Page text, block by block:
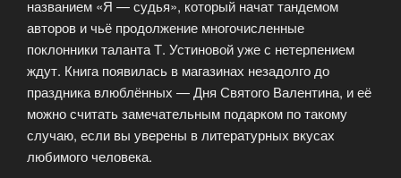
названием «Я — судья», который начат тандемом
авторов и чьё продолжение многочисленные
поклонники таланта Т. Устиновой уже с нетерпением
ждут. Книга появилась в магазинах незадолго до
праздника влюблённых — Дня Святого Валентина, и её
можно считать замечательным подарком по такому
случаю, если вы уверены в литературных вкусах
любимого человека.